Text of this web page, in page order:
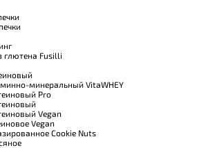
глютена Fusilli
минеральный VitaWHEY
Pro
Vegan
Vegan
Cookie Nuts